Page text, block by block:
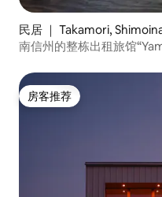
民居 ｜ Takamori,
南信州的整栋出租旅馆
房客推荐
房客推荐